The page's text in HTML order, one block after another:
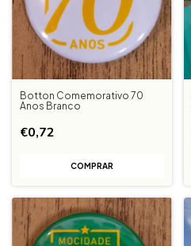
Botton Comemorativo 70
Anos Branco
€0,72